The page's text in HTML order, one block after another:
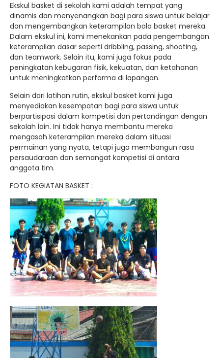
Ekskul basket di sekolah kami adalah tempat yang
dinamis dan menyenangkan bagi para siswa untuk belajar
dan mengembangkan keterampilan bola basket mereka.
Dalam ekskul ini, kami menekankan pada pengembangan
keterampilan dasar seperti dribbling, passing, shooting,
dan teamwork. Selain itu, kami juga fokus pada
peningkatan kebugaran fisik, kekuatan, dan ketahanan
untuk meningkatkan performa di lapangan.
Selain dari latihan rutin, ekskul basket kami juga
menyediakan kesempatan bagi para siswa untuk
berpartisipasi dalam kompetisi dan pertandingan dengan
sekolah lain. Ini tidak hanya membantu mereka
mengasah keterampilan mereka dalam situasi
permainan yang nyata, tetapi juga membangun rasa
persaudaraan dan semangat kompetisi di antara
anggota tim.
FOTO KEGIATAN BASKET :